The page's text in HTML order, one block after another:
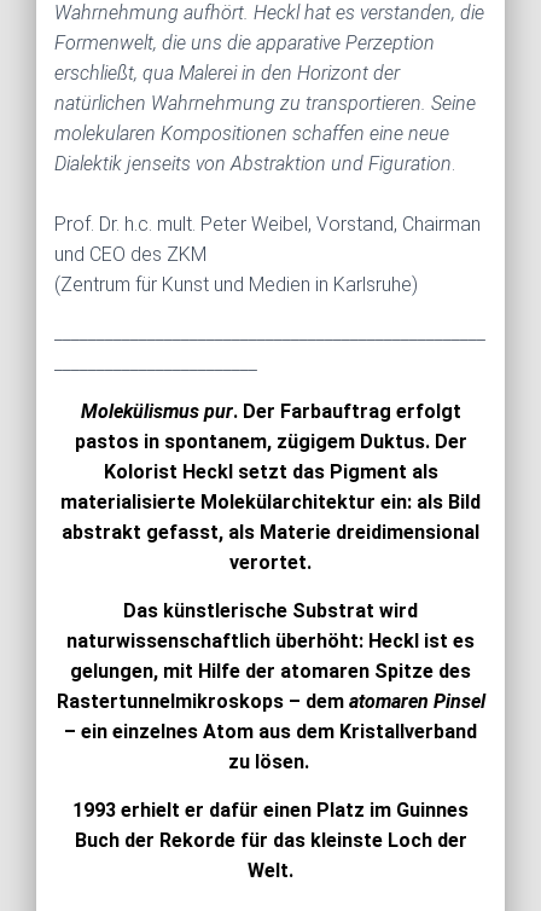
Wahrnehmung aufhört. Heckl hat es verstanden, die
Formenwelt, die uns die apparative Perzeption
erschließt, qua Malerei in den Horizont der
natürlichen Wahrnehmung zu transportieren. Seine
molekularen Kompositionen schaffen eine neue
Dialektik jenseits von Abstraktion und Figuration.
Prof. Dr. h.c. mult. Peter Weibel, Vorstand, Chairman
und CEO des ZKM
(Zentrum für Kunst und Medien in Karlsruhe)
Molekülismus pur. Der Farbauftrag erfolgt
pastos in spontanem, zügigem Duktus. Der
Kolorist Heckl setzt das Pigment als
materialisierte Molekülarchitektur ein: als Bild
abstrakt gefasst, als Materie dreidimensional
verortet.
Das künstlerische Substrat wird
naturwissenschaftlich überhöht: Heckl ist es
gelungen, mit Hilfe der atomaren Spitze des
Rastertunnelmikroskops – dem atomaren Pinsel
– ein einzelnes Atom aus dem Kristallverband
zu lösen.
1993 erhielt er dafür einen Platz im Guinnes
Buch der Rekorde für das kleinste Loch der
Welt.